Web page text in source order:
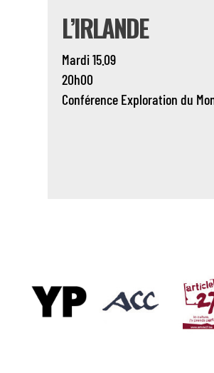
L’IRLANDE
Mardi 15.09
20h00
Conférence Exploration du